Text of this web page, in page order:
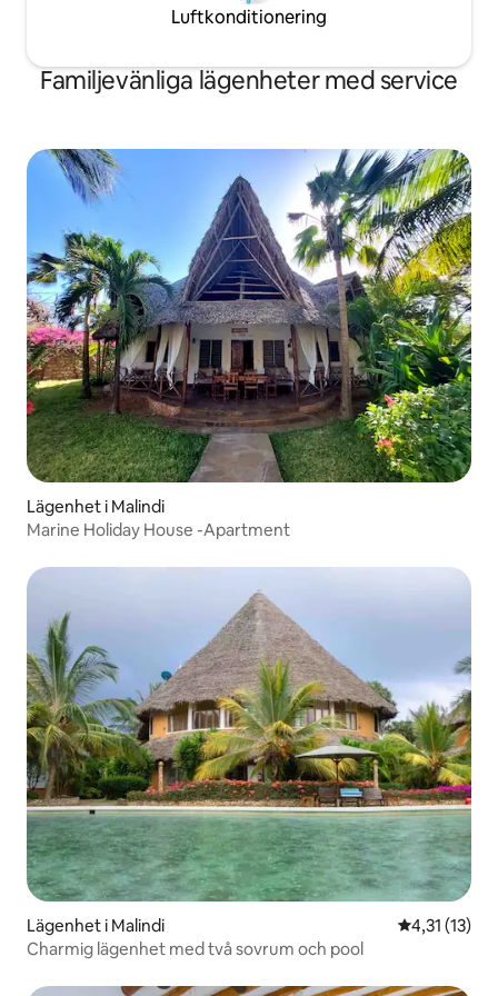
Luftkonditionering
Familjevänliga lägenheter med service
Lägenhet i Malindi
Marine Holiday House -Apartment
Lägenhet i Malindi 4,31 av 5 i
4,31 (13)
Charmig lägenhet med två sovrum och pool